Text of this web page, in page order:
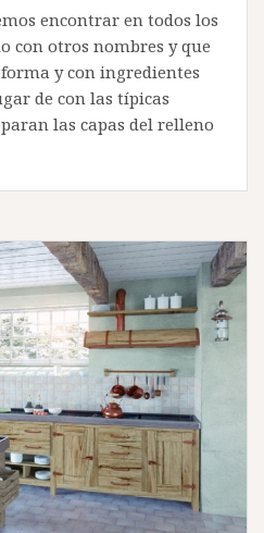
encontrar en todos los
con otros nombres y que
y con ingredientes
de con las típicas
las capas del relleno